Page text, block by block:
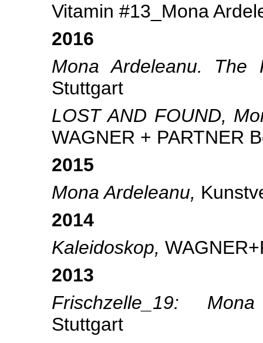
Vitamin #13_Mona
2016
Mona Ardeleanu.
Stuttgart
LOST AND FOUND,
WAGNER + PARTNER
2015
Mona Ardeleanu,
2014
Kaleidoskop,
2013
Frischzelle_19:
Stuttgart